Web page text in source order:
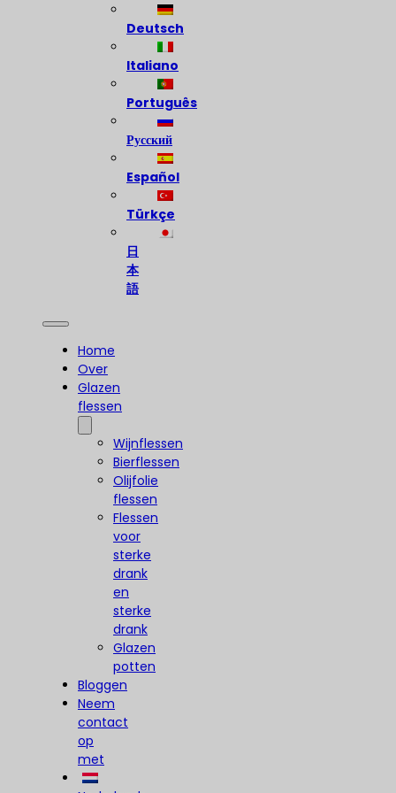
Deutsch
Italiano
Português
Русский
Español
Türkçe
日
本
語
Home
Over
Glazen
flessen
Wijnflessen
Bierflessen
Olijfolie
flessen
Flessen
voor
sterke
drank
en
sterke
drank
Glazen
potten
Bloggen
Neem
contact
op
met